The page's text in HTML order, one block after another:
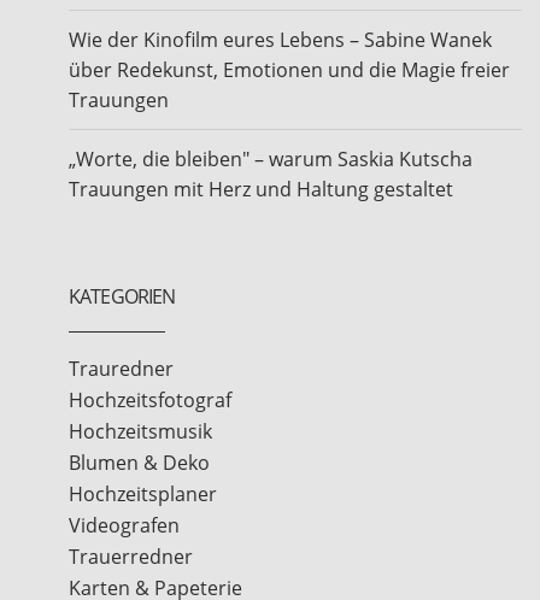
Wie der Kinofilm eures Lebens – Sabine Wanek
über Redekunst, Emotionen und die Magie freier
Trauungen
„Worte, die bleiben" – warum Saskia Kutscha
Trauungen mit Herz und Haltung gestaltet
KATEGORIEN
Trauredner
Hochzeitsfotograf
Hochzeitsmusik
Blumen & Deko
Hochzeitsplaner
Videografen
Trauerredner
Karten & Papeterie